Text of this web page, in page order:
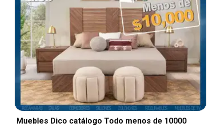
Muebles Dico catálogo Todo menos de 10000